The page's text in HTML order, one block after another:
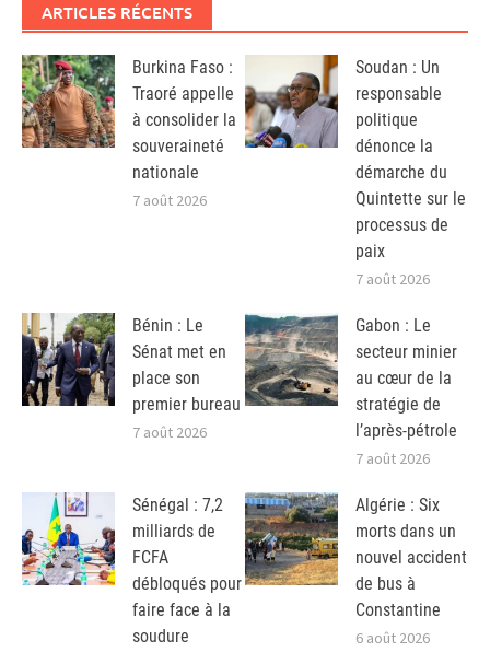
ARTICLES RÉCENTS
Burkina Faso :
Traoré appelle
à consolider la
souveraineté
nationale
7 août 2026
Soudan : Un
responsable
politique
dénonce la
démarche du
Quintette sur le
processus de
paix
7 août 2026
Bénin : Le
Sénat met en
place son
premier bureau
7 août 2026
Gabon : Le
secteur minier
au cœur de la
stratégie de
l’après-pétrole
7 août 2026
Sénégal : 7,2
milliards de
FCFA
débloqués pour
faire face à la
soudure
Algérie : Six
morts dans un
nouvel accident
de bus à
Constantine
6 août 2026